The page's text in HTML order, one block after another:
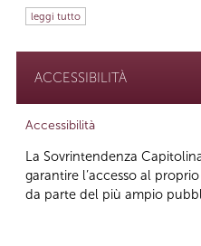
leggi tutto
ACCESSIBILITÀ
Accessibilità
La Sovrintendenza
garantire l’accesso al
da parte del più ampio